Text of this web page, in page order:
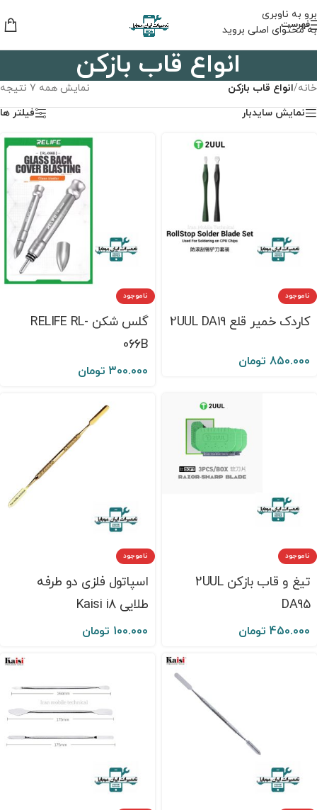
برو به ناوبری
به محتوای اصلی بروید
فهرست
انواع قاب بازکن
خانه/انواع قاب بازکن
نمایش همه 7 نتیجه
نمایش سایدبار
فیلتر ها
ناموجود
کاردک خمیر قلع 2UUL DA19
850.000 تومان
ناموجود
گلس شکن RELIFE RL-
066B
300.000 تومان
ناموجود
تیغ و قاب بازکن 2UUL
DA95
450.000 تومان
ناموجود
اسپاتول فلزی دو طرفه
طلایی Kaisi i8
100.000 تومان